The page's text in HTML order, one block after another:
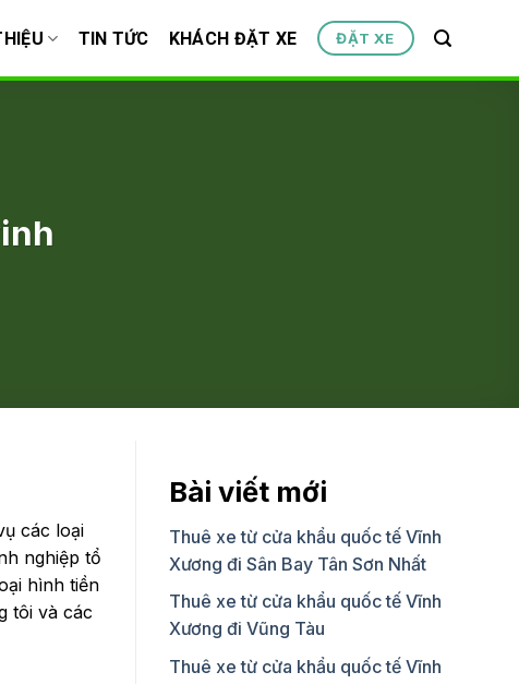
TIN TỨC KHÁCH ĐẶT XE ĐẶT XE
các loại
nghiệp tổ
hình tiền
tôi và các
Bài viết mới
Thuê xe từ cửa khẩu quốc tế Vĩnh
Xương đi Sân Bay Tân Sơn Nhất
Thuê xe từ cửa khẩu quốc tế Vĩnh
Xương đi Vũng Tàu
Thuê xe từ cửa khẩu quốc tế Vĩnh